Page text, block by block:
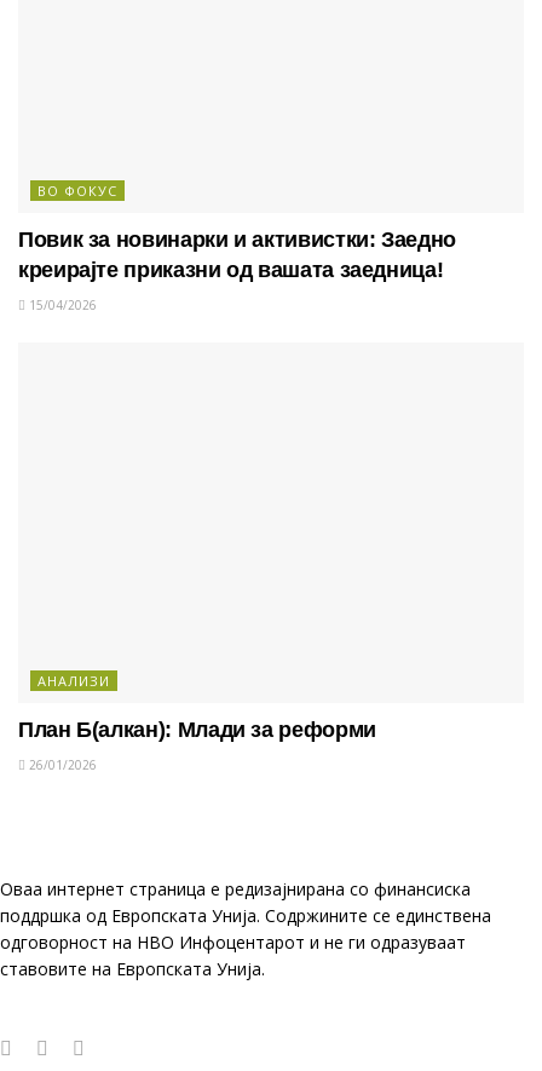
ВО ФОКУС
Повик за новинарки и активистки: Заедно
креирајте приказни од вашата заедница!
15/04/2026
АНАЛИЗИ
План Б(алкан): Млади за реформи
26/01/2026
Оваа интернет страница е редизајнирана со финансиска
поддршка од Европската Унија. Содржините се единствена
одговорност на НВО Инфоцентарот и не ги одразуваат
ставовите на Европската Унија.